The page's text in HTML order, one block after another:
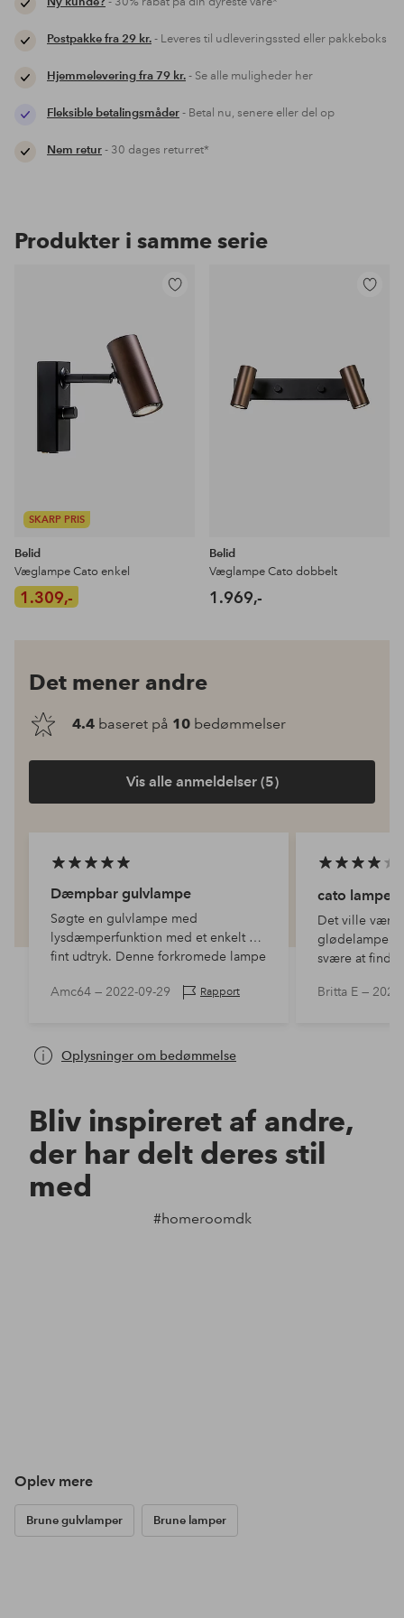
Postpakke fra 29 kr.- Leveres til udleveringssted eller pakkeboks
Hjemmelevering fra 79 kr.- Se alle muligheder her
Fleksible betalingsmåder- Betal nu, senere eller del op
Nem retur- 30 dages returret*
Produkter i samme serie
SKARP PRIS
Belid
Væglampe Cato enkel
1.309,-
Belid
Væglampe Cato dobbelt
1.969,-
Det mener andre
4.4 baseret på 10 bedømmelser
Vis alle anmeldelser (5)
Dæmpbar gulvlampe
Søgte en gulvlampe med
lysdæmperfunktion med et enkelt o
fint udtryk. Denne forkromede lampe
Amc64 — 2022-09-29 Rapport
cato lampe
Det ville være
glødelampe
svære at finde!
Britta E —
Oplysninger om bedømmelse
Bliv inspireret af andre,
der har delt deres stil
med
#homeroomdk
Oplev mere
Brune gulvlamper Brune lamper